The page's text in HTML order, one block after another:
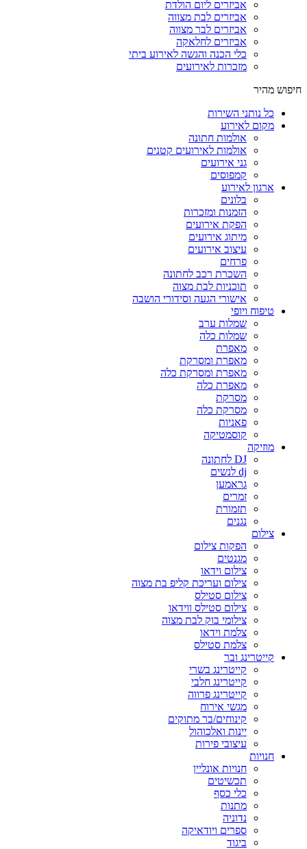
אביזרים ליום הולדת
אביזרים לבת מצווה
אביזרים לבר מצווה
אביזרים לחלאקה
כלי הכנה והגשה לאירוע ביתי
מזכרות לאירועים
חיפוש מהיר
כל נותני השירות
מקום לאירוע
אולמות חתונה
אולמות לאירועים קטנים
גני אירועים
קמפוסים
ארגון לאירוע
בלונים
הזמנות ומזכרות
הפקת אירועים
מיתוג אירועים
עיצוב אירועים
פרחים
השכרת רכב לחתונה
תוכניות לבת מצוה
אישורי הגעה וסידורי הושבה
טיפוח ויופי
שמלות ערב
שמלות כלה
מאפרת
מאפרת ומסרקת
מאפרת ומסרקת כלה
מאפרת כלה
מסרקת
מסרקת כלה
פאניות
קוסמטיקה
מוזיקה
DJ לחתונה
dj לנשים
גראמען
זמרים
תזמורת
נגנים
צילום
הפקות צילום
מגנטים
צילום וידאו
צילום ועריכת קליפ בת מצוה
צילום סטילס
צילום סטילס ווידאו
צילומי בוק לבת מצוה
צלמת וידאו
צלמת סטילס
קייטרינג ובר
קייטרינג בשרי
קייטרינג חלבי
קייטרינג פרווה
מגשי אירוח
קינוחים/בר מתוקים
יינות ואלכוהול
עיצובי פירות
חנויות
חנויות אונליין
תכשיטים
כלי כסף
מתנות
נדוניה
ספרים ויודאיקה
ביגוד